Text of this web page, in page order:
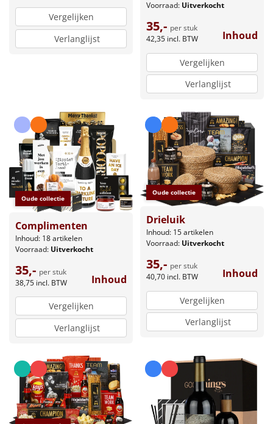
Vergelijken
Verlanglijst
Voorraad: Uitverkocht
35,- per stuk
42,35 incl. BTW Inhoud
Vergelijken
Verlanglijst
Oude collectie
Complimenten
Inhoud: 18 artikelen
Voorraad: Uitverkocht
35,- per stuk
38,75 incl. BTW Inhoud
Vergelijken
Verlanglijst
Oude collectie
Drieluik
Inhoud: 15 artikelen
Voorraad: Uitverkocht
35,- per stuk
40,70 incl. BTW Inhoud
Vergelijken
Verlanglijst